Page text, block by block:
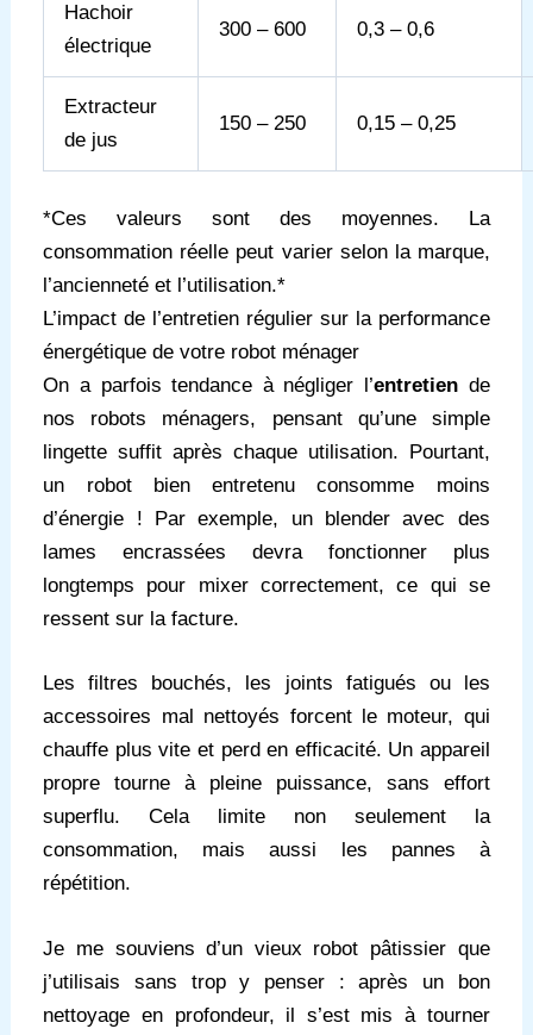
Hachoir
électrique
300 – 600 0,3 – 0,6
Extracteur
de jus
150 – 250 0,15 – 0,25
*Ces valeurs sont des moyennes. La
consommation réelle peut varier selon la marque,
l’ancienneté et l’utilisation.*
L’impact de l’entretien régulier sur la performance
énergétique de votre robot ménager
On a parfois tendance à négliger l’entretien de
nos robots ménagers, pensant qu’une simple
lingette suffit après chaque utilisation. Pourtant,
un robot bien entretenu consomme moins
d’énergie ! Par exemple, un blender avec des
lames encrassées devra fonctionner plus
longtemps pour mixer correctement, ce qui se
ressent sur la facture.
Les filtres bouchés, les joints fatigués ou les
accessoires mal nettoyés forcent le moteur, qui
chauffe plus vite et perd en efficacité. Un appareil
propre tourne à pleine puissance, sans effort
superflu. Cela limite non seulement la
consommation, mais aussi les pannes à
répétition.
Je me souviens d’un vieux robot pâtissier que
j’utilisais sans trop y penser : après un bon
nettoyage en profondeur, il s’est mis à tourner